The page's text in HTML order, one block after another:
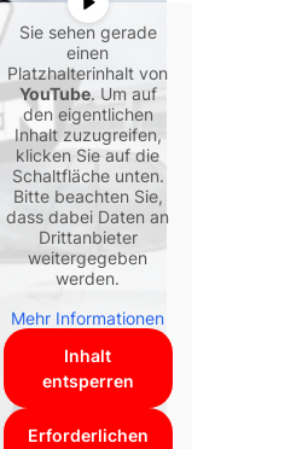
Sie sehen gerade
einen
Platzhalterinhalt von
YouTube. Um auf
den eigentlichen
Inhalt zuzugreifen,
klicken Sie auf die
Schaltfläche unten.
Bitte beachten Sie,
dass dabei Daten an
Drittanbieter
weitergegeben
werden.
Mehr Informationen
Inhalt
entsperren
Erforderlichen